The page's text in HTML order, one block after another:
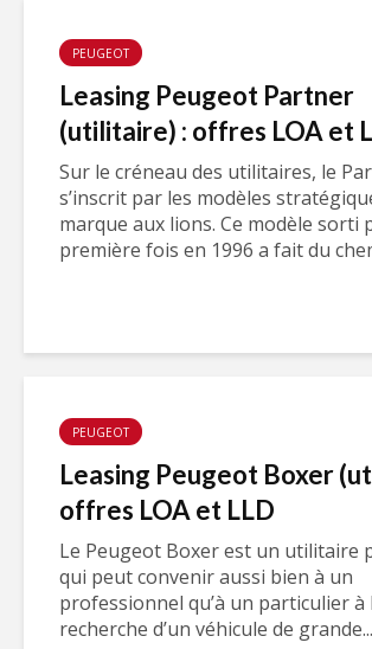
PEUGEOT
Leasing Peugeot Partner
(utilitaire) : offres LOA et
Sur le créneau des utilitaires, le
s’inscrit par les modèles
marque aux lions. Ce modèle sorti
première fois en 1996 a fait du
PEUGEOT
Leasing Peugeot Boxer
offres LOA et LLD
Le Peugeot Boxer est un utilitaire
qui peut convenir aussi bien à un
professionnel qu’à un particulier à
recherche d’un véhicule de grande...